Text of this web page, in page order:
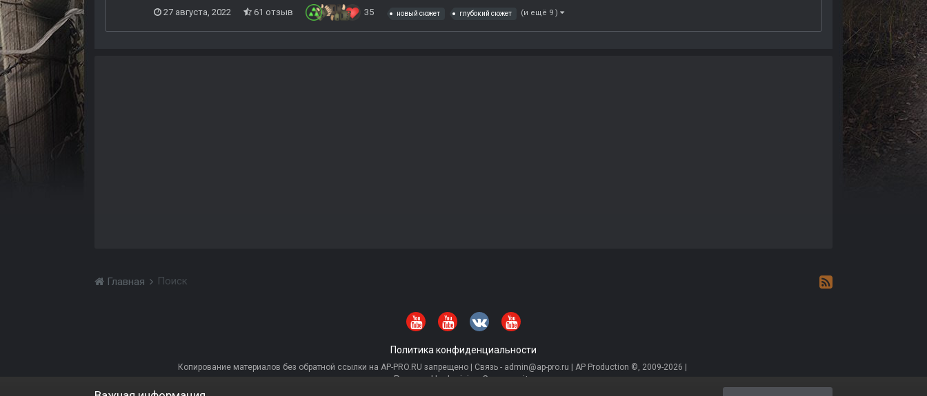
27 августа, 2022 61 отзыв 35 новый сюжет глубокий сюжет (и ещё 9 )
Главная Поиск
Политика конфиденциальности
Копирование материалов без обратной ссылки на AP-PRO.RU запрещено | Связь - admin@ap-pro.ru | AP Production ©, 2009-2026 |
Powered by Invision Community